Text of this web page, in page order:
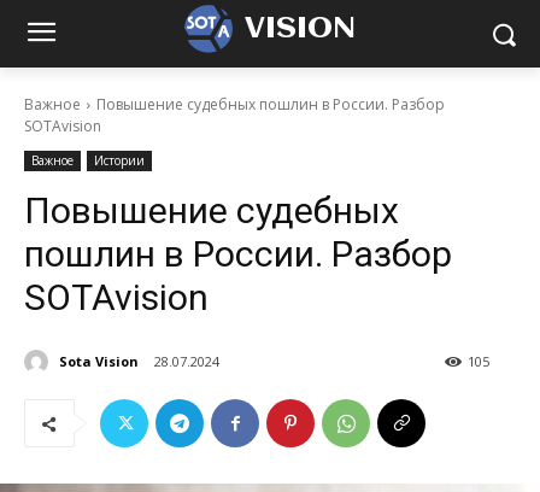
VISION
Важное
Повышение судебных пошлин в России. Разбор
SOTAvision
Важное Истории
Повышение судебных
пошлин в России. Разбор
SOTAvision
Sota Vision 28.07.2024 105